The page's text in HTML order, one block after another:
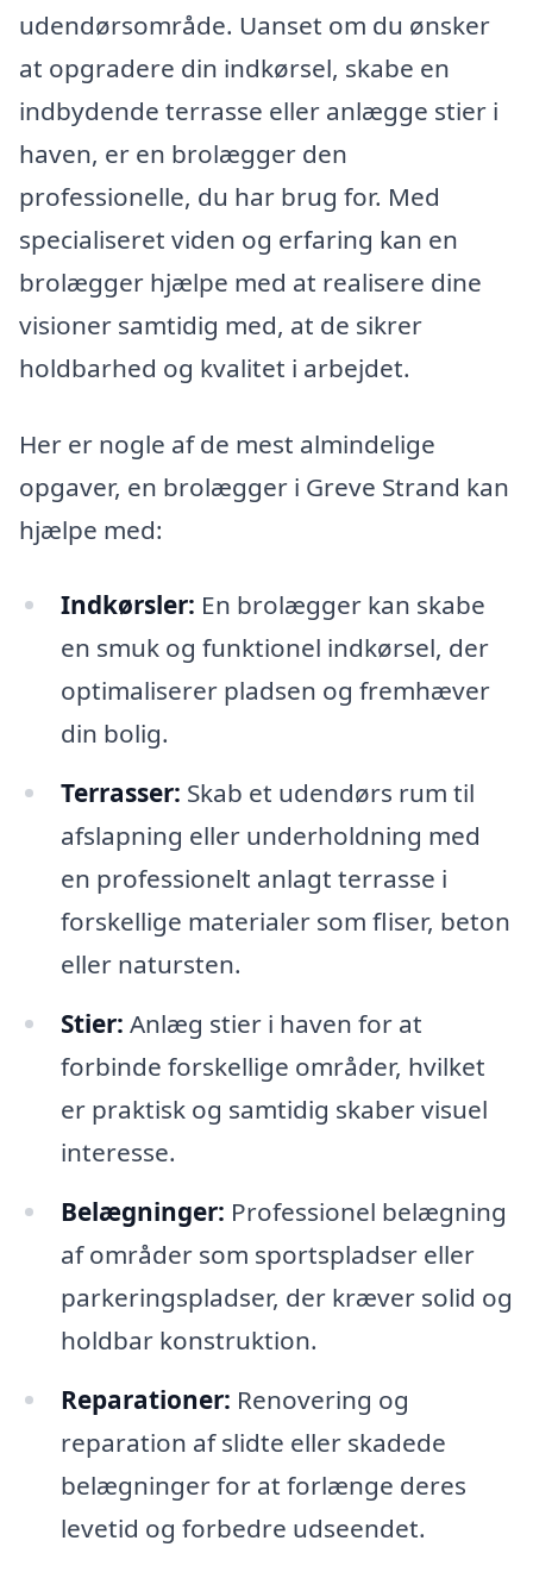
udendørsområde. Uanset om du ønsker
at opgradere din indkørsel, skabe en
indbydende terrasse eller anlægge stier i
haven, er en brolægger den
professionelle, du har brug for. Med
specialiseret viden og erfaring kan en
brolægger hjælpe med at realisere dine
visioner samtidig med, at de sikrer
holdbarhed og kvalitet i arbejdet.
Her er nogle af de mest almindelige
opgaver, en brolægger i Greve Strand kan
hjælpe med:
Indkørsler: En brolægger kan skabe
en smuk og funktionel indkørsel, der
optimaliserer pladsen og fremhæver
din bolig.
Terrasser: Skab et udendørs rum til
afslapning eller underholdning med
en professionelt anlagt terrasse i
forskellige materialer som fliser, beton
eller natursten.
Stier: Anlæg stier i haven for at
forbinde forskellige områder, hvilket
er praktisk og samtidig skaber visuel
interesse.
Belægninger: Professionel belægning
af områder som sportspladser eller
parkeringspladser, der kræver solid og
holdbar konstruktion.
Reparationer: Renovering og
reparation af slidte eller skadede
belægninger for at forlænge deres
levetid og forbedre udseendet.